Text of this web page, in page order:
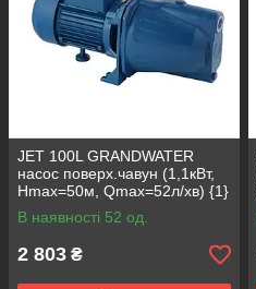
JET 100L GRANDWATER
насос поверх.чавун (1,1кВт,
Нmax=50м, Qmax=52л/хв) {1}
В наявності 52 од.
2 803 ₴